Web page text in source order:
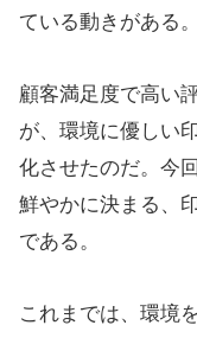
ている動きがある。
顧客満足度で高い
が、環境に優しい
化させたのだ。今
鮮やかに決まる、
である。
これまでは、環境